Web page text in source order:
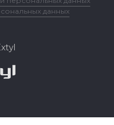
данных